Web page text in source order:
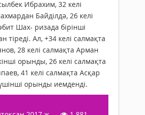
Ибрахим, 32 келі
Байділдә, 26 келі
Шах- ризада бірінші
тіреді. Ал, +34 келі салмақта
28 келі салмақта Арман
орынды, 26 келі салмақта
41 келі салмақта Асқар
орынды иемденді.